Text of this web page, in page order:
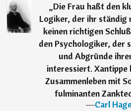
„Die Frau haßt den
Logiker, der ihr ständig
keinen richtigen
den Psychologiker, der
und Abgründe
interessiert. Xantippe
Zusammenleben mit
fulminanten
―Carl